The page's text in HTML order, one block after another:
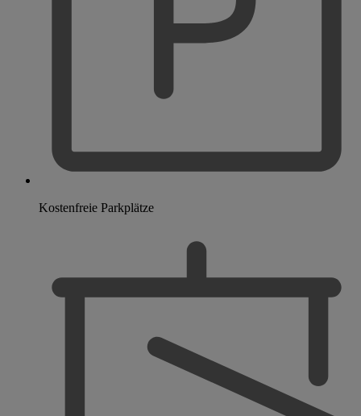
Kostenfreie Parkplätze